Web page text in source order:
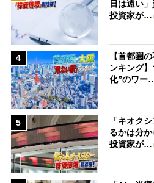
日は遠い
投資家が…
4
【首都圏
ンキング
化”のワー
5
「キオク
るかは分
投資家が…